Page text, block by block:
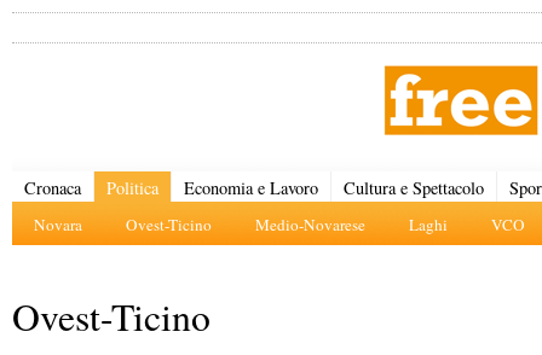
Cronaca Politica
Novara Ovest-Ticino Medio-Novarese Laghi VCO
Economia e Lavoro Cultura e Spettacolo
Ovest-Ticino